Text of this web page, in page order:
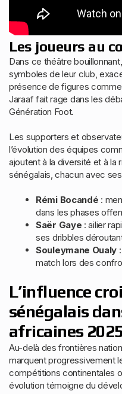
Les joueurs au
Dans ce théâtre
symboles de leur club,
présence de figures
Jaraaf fait rage dans les
Génération Foot.
Les supporters et
l’évolution des équipes
ajoutent à la diversité et à la
sénégalais, chacun avec
Rémi Bocandé :
dans les phases
Saër Gaye : ailier
ses dribbles
Souleymane Oualy
match lors des
L’influence
sénégalais
africaines 2025
Au-delà des frontières
marquent progressivement
compétitions continentales
évolution témoigne du